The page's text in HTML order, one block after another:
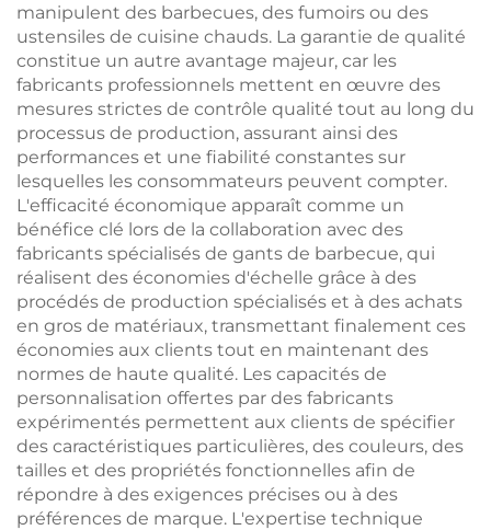
manipulent des barbecues, des fumoirs ou des
ustensiles de cuisine chauds. La garantie de qualité
constitue un autre avantage majeur, car les
fabricants professionnels mettent en œuvre des
mesures strictes de contrôle qualité tout au long du
processus de production, assurant ainsi des
performances et une fiabilité constantes sur
lesquelles les consommateurs peuvent compter.
L'efficacité économique apparaît comme un
bénéfice clé lors de la collaboration avec des
fabricants spécialisés de gants de barbecue, qui
réalisent des économies d'échelle grâce à des
procédés de production spécialisés et à des achats
en gros de matériaux, transmettant finalement ces
économies aux clients tout en maintenant des
normes de haute qualité. Les capacités de
personnalisation offertes par des fabricants
expérimentés permettent aux clients de spécifier
des caractéristiques particulières, des couleurs, des
tailles et des propriétés fonctionnelles afin de
répondre à des exigences précises ou à des
préférences de marque. L'expertise technique